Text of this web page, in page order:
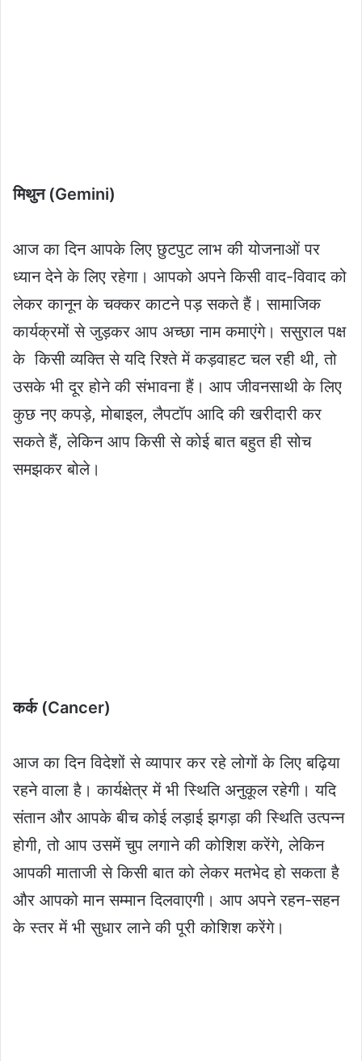
मिथुन (Gemini)
आज का दिन आपके लिए छुटपुट लाभ की योजनाओं पर
ध्यान देने के लिए रहेगा। आपको अपने किसी वाद-विवाद को
लेकर कानून के चक्कर काटने पड़ सकते हैं। सामाजिक
कार्यक्रमों से जुड़कर आप अच्छा नाम कमाएंगे। ससुराल पक्ष
के किसी व्यक्ति से यदि रिश्ते में कड़वाहट चल रही थी, तो
उसके भी दूर होने की संभावना हैं। आप जीवनसाथी के लिए
कुछ नए कपड़े, मोबाइल, लैपटॉप आदि की खरीदारी कर
सकते हैं, लेकिन आप किसी से कोई बात बहुत ही सोच
समझकर बोले।
कर्क (Cancer)
आज का दिन विदेशों से व्यापार कर रहे लोगों के लिए बढ़िया
रहने वाला है। कार्यक्षेत्र में भी स्थिति अनुकूल रहेगी। यदि
संतान और आपके बीच कोई लड़ाई झगड़ा की स्थिति उत्पन्न
होगी, तो आप उसमें चुप लगाने की कोशिश करेंगे, लेकिन
आपकी माताजी से किसी बात को लेकर मतभेद हो सकता है
और आपको मान सम्मान दिलवाएगी। आप अपने रहन-सहन
के स्तर में भी सुधार लाने की पूरी कोशिश करेंगे।